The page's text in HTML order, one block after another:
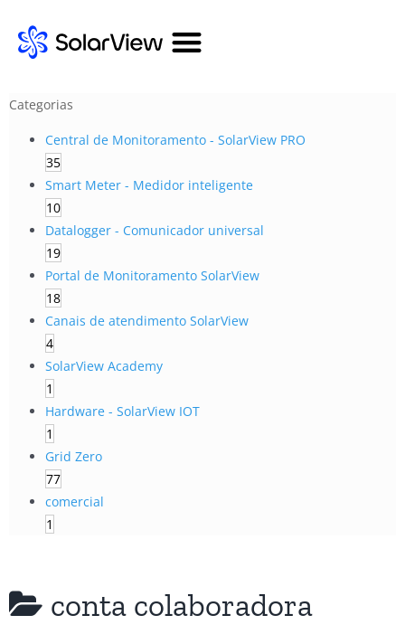
Categorias
Central de Monitoramento - SolarView PRO
35
Smart Meter - Medidor inteligente
10
Datalogger - Comunicador universal
19
Portal de Monitoramento SolarView
18
Canais de atendimento SolarView
4
SolarView Academy
1
Hardware - SolarView IOT
1
Grid Zero
77
comercial
1
conta colaboradora